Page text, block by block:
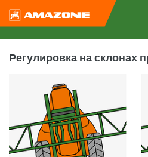
Регулировка на склонах